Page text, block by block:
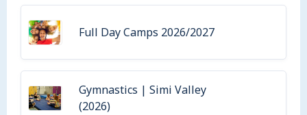
Full Day Camps 2026/2027
Gymnastics | Simi Valley
(2026)